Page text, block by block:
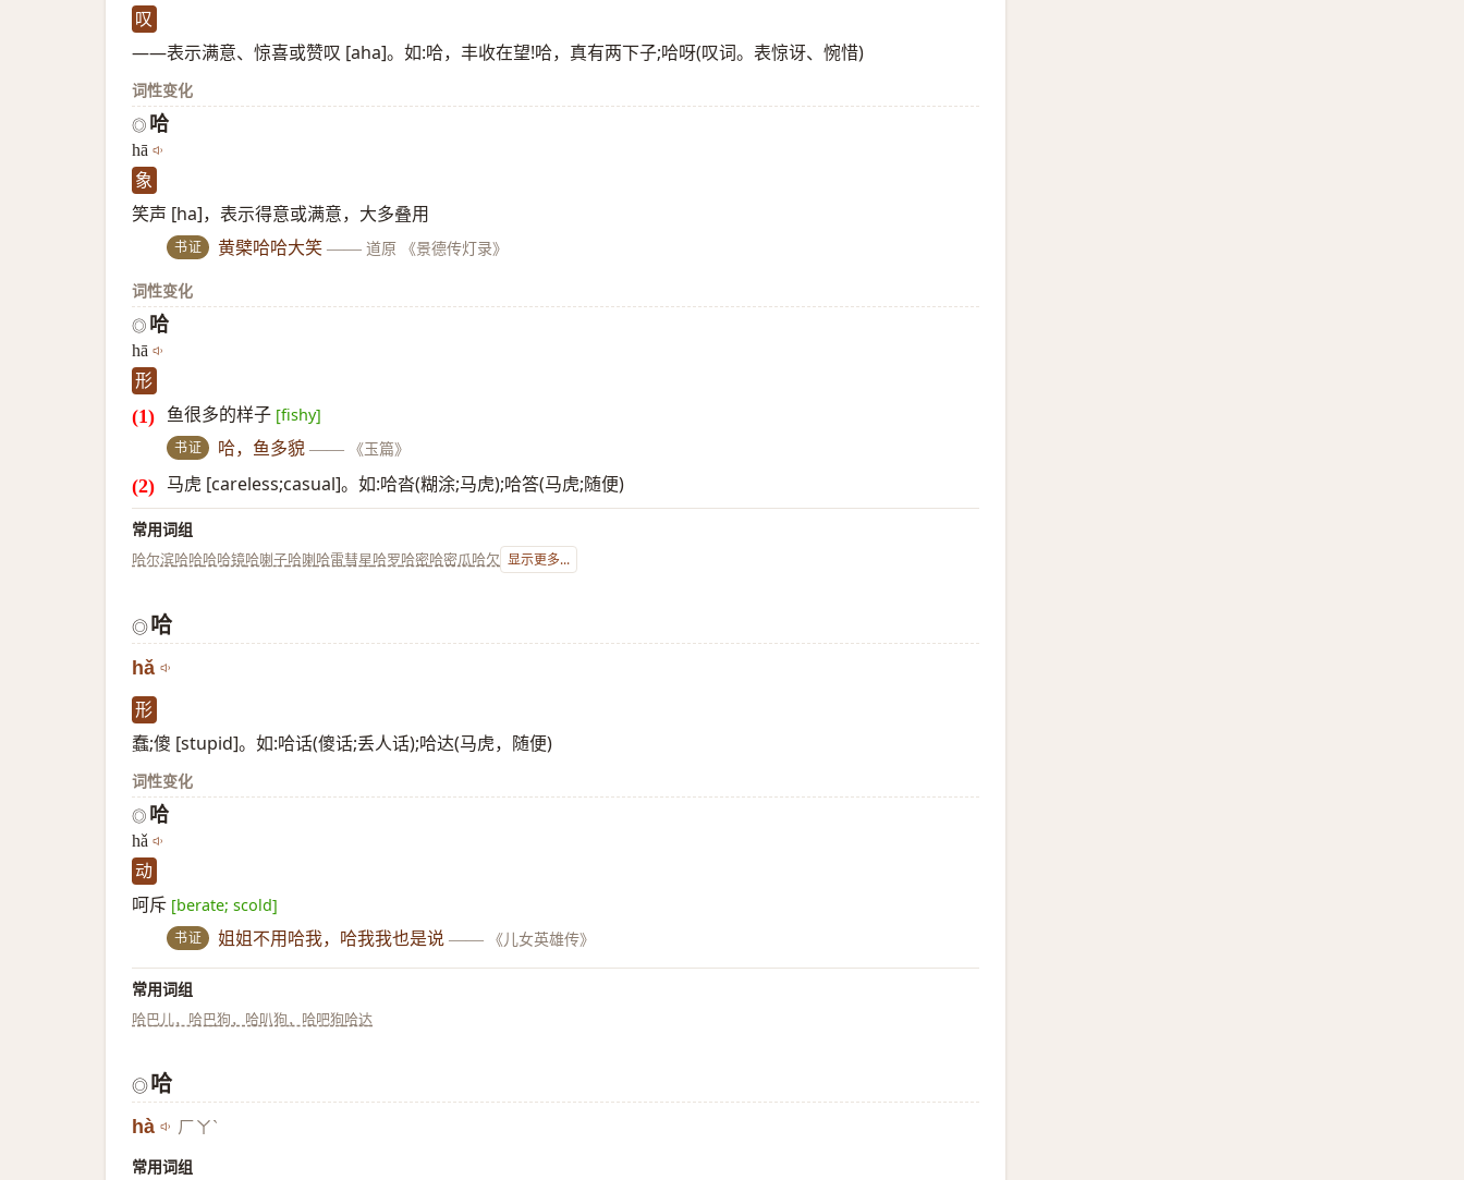
叹
——表示满意、惊喜或赞叹 [aha]。如:哈，丰收在望!哈，真有两下子;哈呀(叹词。表惊讶、惋惜)
词性变化
◎ 哈
hā
象
笑声 [ha]，表示得意或满意，大多叠用
书证 黄檗哈哈大笑 —— 道原 《景德传灯录》
词性变化
◎ 哈
hā
形
鱼很多的样子 [fishy]
书证 哈，鱼多貌 —— 《玉篇》
马虎 [careless;casual]。如:哈沓(糊涂;马虎);哈答(马虎;随便)
常用词组
哈尔滨哈哈哈哈镜哈喇子哈喇哈雷彗星哈罗哈密哈密瓜哈欠 显示更多...
◎哈
hǎ
形
蠢;傻 [stupid]。如:哈话(傻话;丢人话);哈达(马虎，随便)
词性变化
◎ 哈
hǎ
动
呵斥 [berate; scold]
书证 姐姐不用哈我，哈我我也是说 —— 《儿女英雄传》
常用词组
哈巴儿，哈巴狗，哈叭狗，哈吧狗哈达
◎哈
hà ㄏㄚˋ
常用词组